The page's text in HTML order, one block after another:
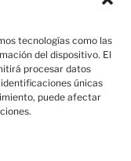
tecnologías como las
del dispositivo. El
procesar datos
únicas
puede afectar
Mallorca